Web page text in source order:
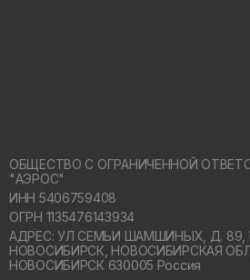
ОБЩЕСТВО С ОГРАНИЧЕННОЙ
"АЭРОС"
ИНН 5406759408
ОГРН 1135476143934
АДРЕС: УЛ СЕМЬИ ШАМШИНЫХ, Д. 89,
НОВОСИБИРСК, НОВОСИБИРСКАЯ
НОВОСИБИРСК 630005 Россия